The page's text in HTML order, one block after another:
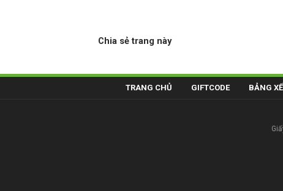
Chia sẻ trang này
TRANG CHỦ GIFTCODE BẢNG